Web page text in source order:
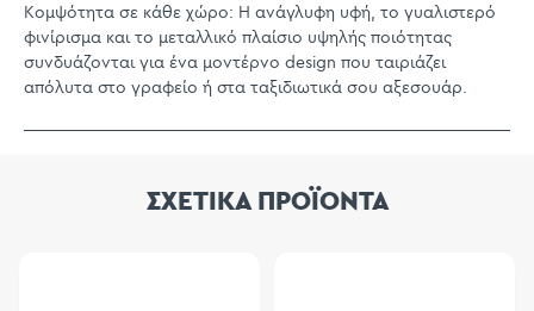
Κομψότητα σε κάθε χώρο: Η ανάγλυφη υφή, το γυαλιστερό
φινίρισμα και το μεταλλικό πλαίσιο υψηλής ποιότητας
συνδυάζονται για ένα μοντέρνο design που ταιριάζει
απόλυτα στο γραφείο ή στα ταξιδιωτικά σου αξεσουάρ.
ΣΧΕΤΙΚΑ ΠΡΟΪΟΝΤΑ